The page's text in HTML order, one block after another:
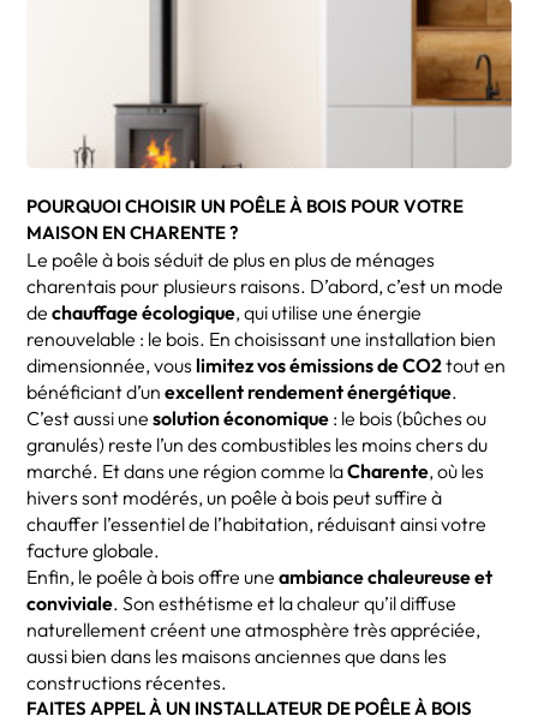
POURQUOI CHOISIR UN POÊLE À BOIS POUR VOTRE
MAISON EN CHARENTE ?
Le poêle à bois séduit de plus en plus de ménages
charentais pour plusieurs raisons. D’abord, c’est un mode
dechauffage écologique, qui utilise une énergie
renouvelable : le bois. En choisissant une installation bien
dimensionnée, vous limitez vos émissions de CO2tout en
bénéficiant d’unexcellent rendement énergétique.
C’est aussi unesolution économique : le bois (bûches ou
granulés) reste l’un des combustibles les moins chers du
marché. Et dans une région comme laCharente, où les
hivers sont modérés, un poêle à bois peut suffire à
chauffer l’essentiel de l’habitation, réduisant ainsi votre
facture globale.
Enfin, le poêle à bois offre uneambiance chaleureuse et
conviviale. Son esthétisme et la chaleur qu’il diffuse
naturellement créent une atmosphère très appréciée,
aussi bien dans les maisons anciennes que dans les
constructions récentes.
FAITES APPEL À UN INSTALLATEUR DE POÊLE À BOIS